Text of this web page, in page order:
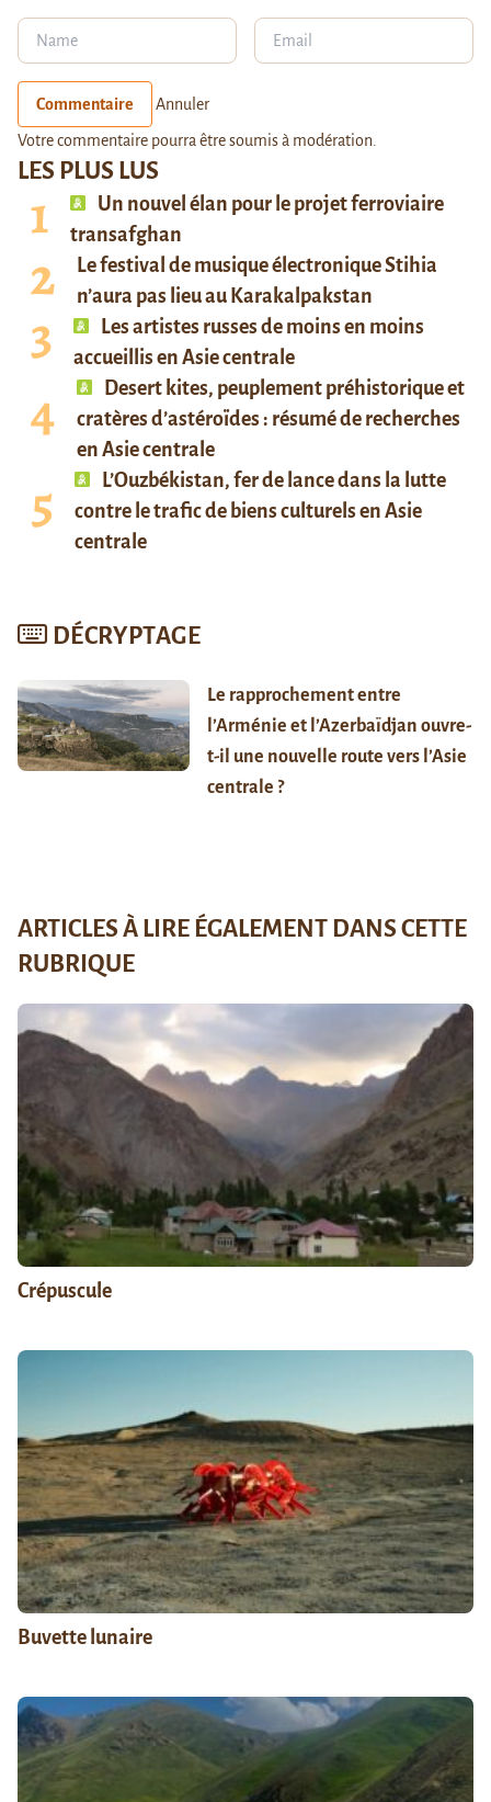
LES PLUS LUS
Un nouvel élan pour le projet ferroviaire
transafghan
Le festival de musique électronique Stihia
n’aura pas lieu au Karakalpakstan
Les artistes russes de moins en moins
accueillis en Asie centrale
Desert kites, peuplement préhistorique et
cratères d’astéroïdes : résumé de recherches
en Asie centrale
L’Ouzbékistan, fer de lance dans la lutte
contre le trafic de biens culturels en Asie
centrale
DÉCRYPTAGE
Le rapprochement entre
l’Arménie et l’Azerbaïdjan ouvre-
t-il une nouvelle route vers l’Asie
centrale ?
Commentaire Annuler
Votre commentaire pourra être soumis à modération.
ARTICLES À LIRE ÉGALEMENT DANS CETTE
RUBRIQUE
Crépuscule
Buvette lunaire